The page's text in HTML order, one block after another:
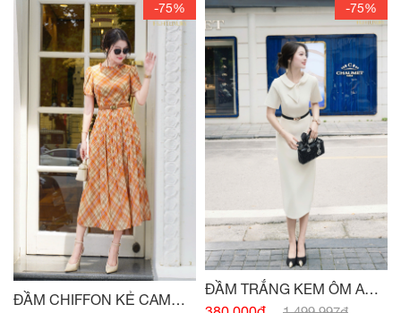
-75%
ĐẦM CHIFFON KẺ CAM
-75%
ĐẦM TRẮNG KEM ÔM A
CỔ NƠ